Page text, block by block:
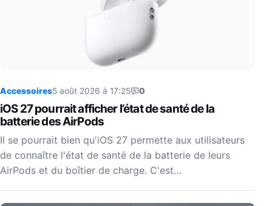
Accessoires5 août 2026 à 17:25 0
iOS 27 pourrait afficher l’état de santé de la
batterie des AirPods
Il se pourrait bien qu'iOS 27 permette aux utilisateurs
de connaître l'état de santé de la batterie de leurs
AirPods et du boîtier de charge. C'est…